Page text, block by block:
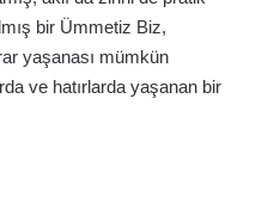
bir Ümmetiz Biz,
yaşanası mümkün
ve hatırlarda yaşanan bir